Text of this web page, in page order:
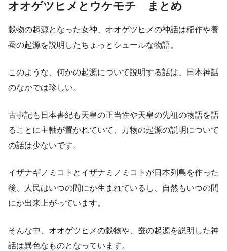
オオゲツヒメとウケモチ まとめ
穀物の起源となった女神、オオゲツヒメの神話は稲作や養
蚕の起源を説明したちょっとシュールな物語。
このような、何かの起源について説明する話は、日本神話
のなかでは珍しい。
古事記も日本書紀も天皇の正当性や天皇の先祖の物語を語
ることに主軸が置かれていて、万物の起源の説明について
の話は少ないです。
イザナギノミコトとイザナミノミコトが日本列島を作った
後、人民はいつの間にか生まれているし、自然もいつの間
にか出来上がっています。
そんな中、オオゲツヒメの穀物や、蚕の起源を説明した神
話は異色なものとなっています。